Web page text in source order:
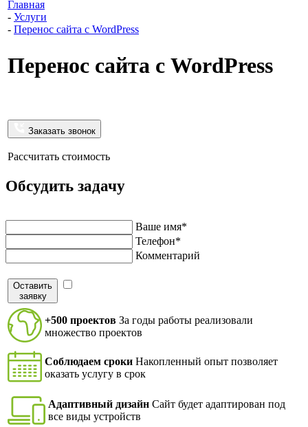
Главная
- Услуги
- Перенос сайта с WordPress
Перенос сайта с WordPress
Заказать звонок
Рассчитать стоимость
Обсудить задачу
Ваше имя*
Телефон*
Комментарий
Оставить
заявку
+500 проектов За годы работы реализовали
множество проектов
Соблюдаем сроки Накопленный опыт позволяет
оказать услугу в срок
Адаптивный дизайн Сайт будет адаптирован под
все виды устройств